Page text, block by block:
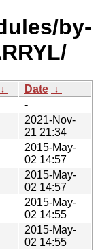
by-
↓ Date ↓
-
2021-Nov-
21 21:34
2015-May-
02 14:57
2015-May-
02 14:57
2015-May-
02 14:55
2015-May-
02 14:55